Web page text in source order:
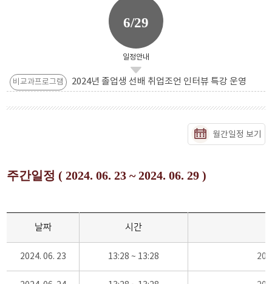
6/29
일정안내
비교과프로그램 2024년 졸업생 선배 취업조언 인터뷰 특강 운영
월간일정 보기
주간일정 ( 2024. 06. 23 ~ 2024. 06. 29 )
날짜 시간
2024. 06. 23 13:28 ~ 13:28